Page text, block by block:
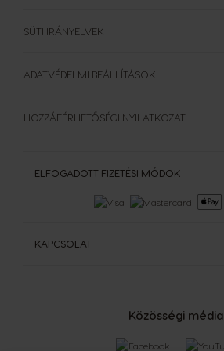
Közösségi média
ELFOGADOTT FIZETÉSI MÓDOK
KAPCSOLAT
SÜTI IRÁNYELVEK
ADATVÉDELMI BEÁLLÍTÁSOK
HOZZÁFÉRHETŐSÉGI NYILATKOZAT